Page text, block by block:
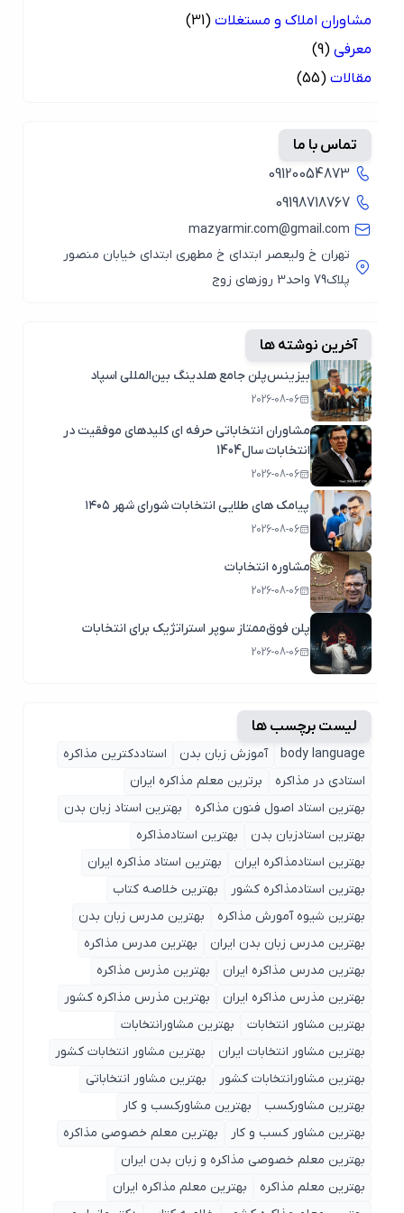
مشاوران املاک و مستغلات (31)
معرفی (9)
مقالات (55)
تماس با ما
09120054873
09198718767
mazyarmir.com@gmail.com
تهران خ ولیعصر ابتدای خ مطهری ابتدای خیابان منصور
پلاک79 واحد3 روزهای زوج
آخرین نوشته ها
بیزینس‌پلن جامع هلدینگ بین‌المللی اسپاد
2026-08-06
مشاوران انتخاباتی حرفه ای کلیدهای موفقیت در
انتخابات سال1404
2026-08-06
پیامک های طلایی انتخابات شورای شهر ۱۴۰۵
2026-08-06
مشاوره انتخابات
2026-08-06
پلن فوق‌ممتاز سوپر استراتژیک برای انتخابات
2026-08-06
لیست برچسب ها
body language آموزش زبان بدن
استاددکترین مذاکره
استادی در مذاکره
برترین معلم مذاکره ایران
بهترین استاد اصول ‌فنون مذاکره
بهترین استاد زبان بدن
بهترین استادزبان بدن
بهترین استادمذاکره
بهترین استادمذاکره ایران
بهترین استاد مذاکره ایران
بهترین استادمذاکره کشور
بهترین خلاصه کتاب
بهترین شیوه آمورش مذاکره
بهترین مدرس زبان بدن
بهترین مدرس زبان بدن ایران
بهترین مدرس مذاکره
بهترین مدرس مذاکره ایران
بهترین مذرس مذاکره
بهترین مذرس مذاکره ایران
بهترین مذرس مذاکره کشور
بهترین مشاور انتخابات
بهترین مشاورانتخابات
بهترین مشاور انتخابات ایران
بهترین مشاور انتخابات کشور
بهترین مشاورانتخابات کشور
بهترین مشاور انتخاباتی
بهترین مشاورکسب
بهترین مشاورکسب و کار
بهترین مشاور کسب و کار
بهترین معلم خصوصی مذاکره
بهترین معلم خصوصی مذاکره و زبان بدن ایران
بهترین معلم مذاکره
بهترین معلم مذاکره ایران